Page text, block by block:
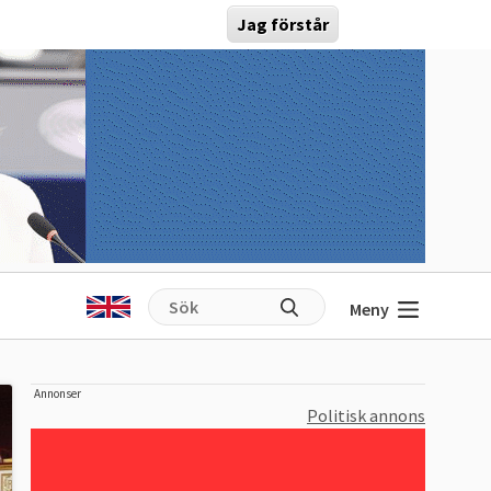
Jag förstår
Meny
Annonser
Politisk annons